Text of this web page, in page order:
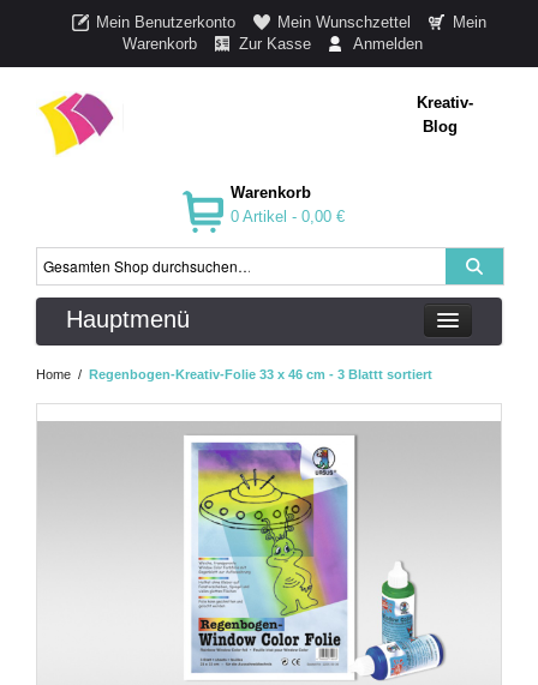
Mein Benutzerkonto Mein Wunschzettel
Mein
Warenkorb
Zur Kasse Anmelden
Kreativ-
Blog
Warenkorb
0 Artikel - 0,00 €
Hauptmenü
Home / Regenbogen-Kreativ-Folie 33 x 46 cm - 3 Blattt sortiert